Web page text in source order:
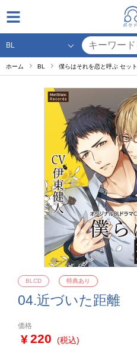
ホーム BL 僕らはそれを恋と呼ぶ セット
04.近づいた距離
BLCD 特典あり
価格
220 (税込)